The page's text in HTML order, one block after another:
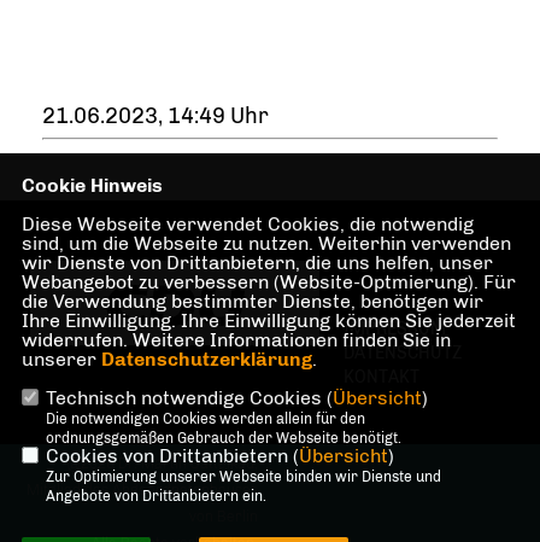
21.06.2023, 14:49 Uhr
IMPRESSUM
DATENSCHUTZ
@2026 Dr. Martin Sattelkau,
Mitglied des Abgeordnetenhauses
Cookie Hinweis
Diese Webseite verwendet Cookies, die notwendig
sind, um die Webseite zu nutzen. Weiterhin verwenden
wir Dienste von Drittanbietern, die uns helfen, unser
Webangebot zu verbessern (Website-Optmierung). Für
die Verwendung bestimmter Dienste, benötigen wir
Ihre Einwilligung. Ihre Einwilligung können Sie jederzeit
widerrufen. Weitere Informationen finden Sie in
unserer Datenschutzerklärung.
Technisch notwendige Cookies (Übersicht)
Die notwendigen Cookies werden allein für den
ordnungsgemäßen Gebrauch der Webseite benötigt.
Cookies von Drittanbietern (Übersicht)
Zur Optimierung unserer Webseite binden wir Dienste und
Angebote von Drittanbietern ein.